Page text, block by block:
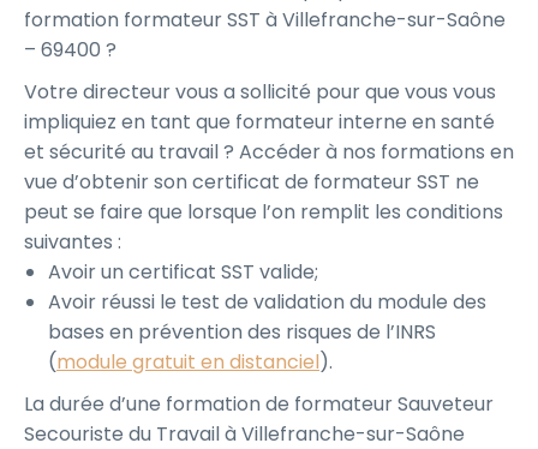
formation formateur SST à Villefranche-sur-Saône
– 69400 ?
Votre directeur vous a sollicité pour que vous vous
impliquiez en tant que formateur interne en santé
et sécurité au travail ? Accéder à nos formations en
vue d’obtenir son certificat de formateur SST ne
peut se faire que lorsque l’on remplit les conditions
suivantes :
Avoir un certificat SST valide;
Avoir réussi le test de validation du module des
bases en prévention des risques de l’INRS
(module gratuit en distanciel).
La durée d’une formation de formateur Sauveteur
Secouriste du Travail à Villefranche-sur-Saône